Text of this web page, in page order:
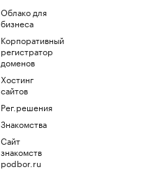
Облако для
бизнеса
Корпоративный
регистратор
доменов
Хостинг
сайтов
Рег.решения
Знакомства
Сайт
знакомств
podbor.ru